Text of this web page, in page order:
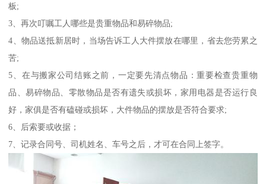
板;
3、再次叮嘱工人哪些是贵重物品和易碎物品;
4、物品送抵新居时，当场告诉工人大件摆放在哪里，省去您劳累之
苦;
5、在与搬家公司结账之前，一定要先清点物品：重要检查贵重物
品、易碎物品、零散物品是否有遗失或损坏，家用电器是否运行良
好，家俱是否有磕碰或损坏，大件物品的摆放是否符合要求;
6、后索要或收据；
7、记录合同号、司机姓名、车号之后，才可在合同上签字。